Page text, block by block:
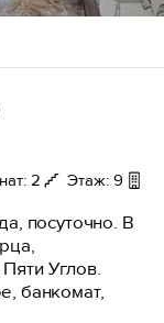
2 Этаж: 9
посуточно. В
Углов.
банкомат,